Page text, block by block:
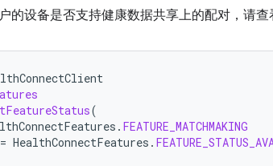
的设备是否支持健康数据共享上的配对，请查
(
. FEATURE_MATCHMAKING
HealthConnectFeatures .